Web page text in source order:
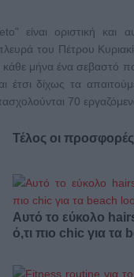
είναι οριστική και
του Πέτρου
κάθε μήνα ένα σεβαστό
έτσι δίχως τα
70
Τέλος οι προσφορές
Αυτό το εύκολο
ό,τι πιο chic για